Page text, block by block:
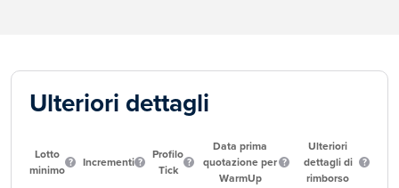
Ulteriori dettagli
Lotto
minimo
Incrementi
Profilo
Tick
Data prima
quotazione per
WarmUp
Ulteriori
dettagli di
rimborso